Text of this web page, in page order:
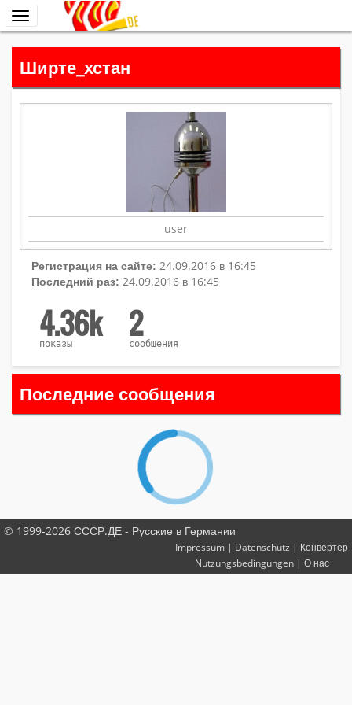
Переключить
навигацию
Ширте_хстан
user
Регистрация на сайте: 24.09.2016 в 16:45
Последний раз: 24.09.2016 в 16:45
4.36k
показы 2
сообщения
Последние сообщения
© 1999-2026 СССР.ДЕ - Русские в Германии
Impressum | Datenschutz | Конвертер
Nutzungsbedingungen| О нас